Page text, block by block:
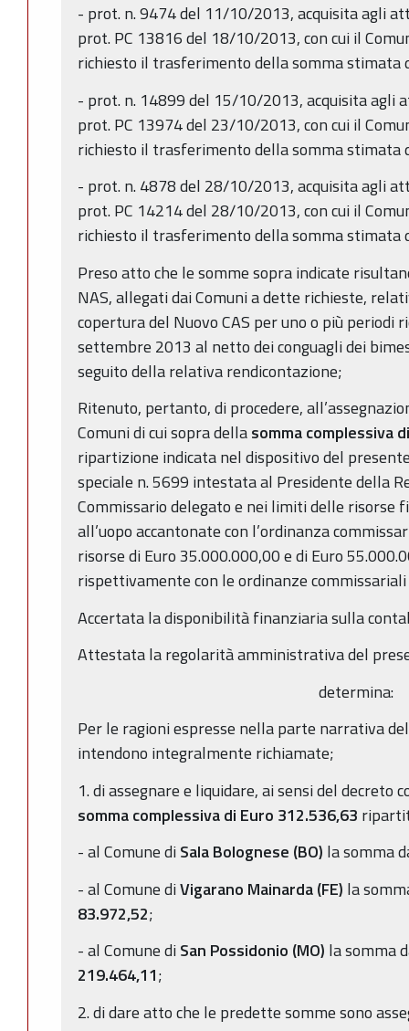
- prot. n. 9474 del 11/10/2013, acquisita agli
prot. PC 13816 del 18/10/2013, con cui il
richiesto il trasferimento della somma stimata
- prot. n. 14899 del 15/10/2013, acquisita agli
prot. PC 13974 del 23/10/2013, con cui il
richiesto il trasferimento della somma stimata
- prot. n. 4878 del 28/10/2013, acquisita agli
prot. PC 14214 del 28/10/2013, con cui il
richiesto il trasferimento della somma stimata
Preso atto che le somme sopra indicate
NAS, allegati dai Comuni a dette richieste,
copertura del Nuovo CAS per uno o più periodi
settembre 2013 al netto dei conguagli dei
seguito della relativa rendicontazione;
Ritenuto, pertanto, di procedere,
Comuni di cui sopra dellasomma complessiva
ripartizione indicata nel dispositivo del
speciale n. 5699 intestata al Presidente della
Commissario delegato e nei limiti delle risorse
all’uopo accantonate con l’ordinanza
risorse di Euro 35.000.000,00 e di Euro
rispettivamente con le ordinanze
Accertata la disponibilità finanziaria sulla
Attestata la regolarità amministrativa del
determina:
Per le ragioni espresse nella parte narrativa
intendono integralmente richiamate;
1. di assegnare e liquidare, ai sensi del
somma complessiva di Euro 312.536,63
- al Comune diSala Bolognese (BO) la somma
- al Comune diVigarano Mainarda(FE) la
83.972,52;
- al Comune diSan Possidonio (MO) la somma
219.464,11;
2. di dare atto che le predette somme sono